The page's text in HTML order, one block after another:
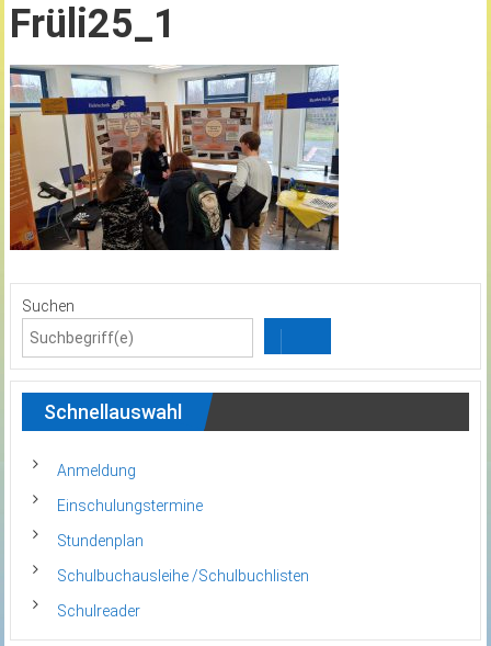
Früli25_1
Suchen
Schnellauswahl
Anmeldung
Einschulungstermine
Stundenplan
Schulbuchausleihe /Schulbuchlisten
Schulreader